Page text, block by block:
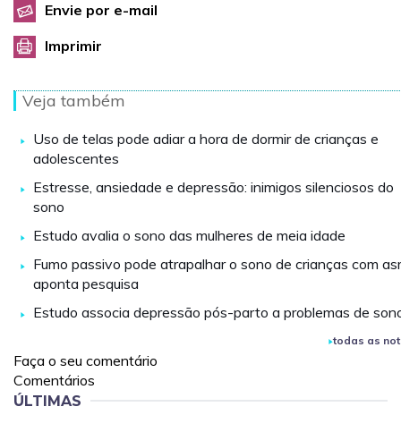
Envie por e-mail
Imprimir
Veja também
Uso de telas pode adiar a hora de dormir de crianças e
adolescentes
Estresse, ansiedade e depressão: inimigos silenciosos do
sono
Estudo avalia o sono das mulheres de meia idade
Fumo passivo pode atrapalhar o sono de crianças com
aponta pesquisa
Estudo associa depressão pós-parto a problemas de
todas as
Faça o seu comentário
Comentários
ÚLTIMAS